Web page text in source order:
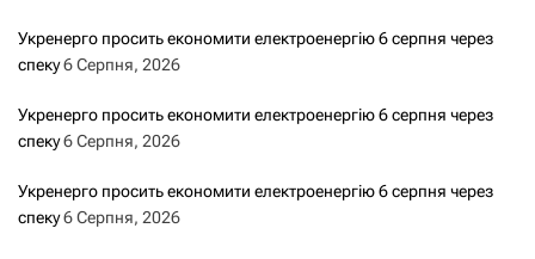
Укренерго просить економити електроенергію 6 серпня через
спеку6 Серпня, 2026
Укренерго просить економити електроенергію 6 серпня через
спеку6 Серпня, 2026
Укренерго просить економити електроенергію 6 серпня через
спеку6 Серпня, 2026